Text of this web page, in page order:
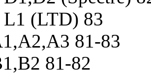
(LTD) 83
81-83
81-82